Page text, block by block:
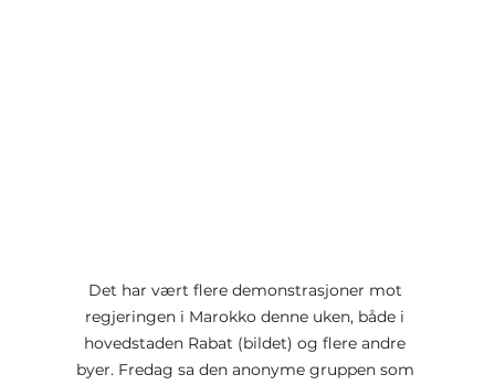
Det har vært flere demonstrasjoner mot
regjeringen i Marokko denne uken, både i
hovedstaden Rabat (bildet) og flere andre
byer. Fredag sa den anonyme gruppen som